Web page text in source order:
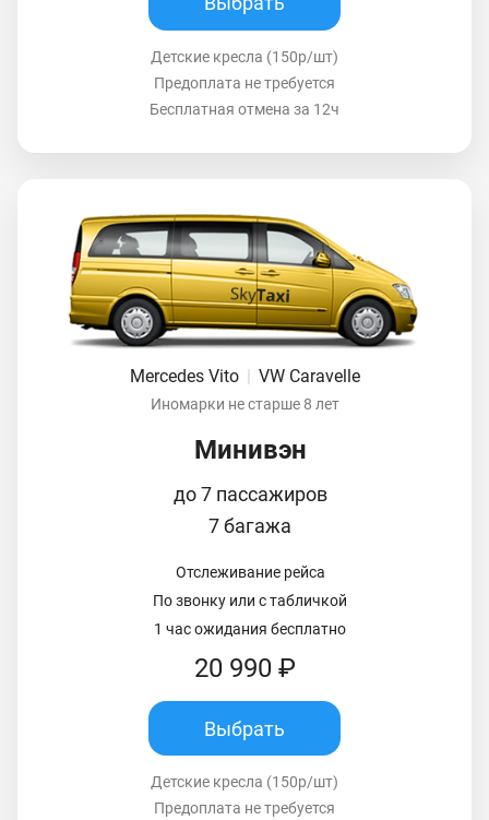
Детские кресла (150р/шт)
Предоплата не требуется
Бесплатная отмена за 12ч
Mercedes Vito VW Caravelle
Иномарки не старше 8 лет
Минивэн
до 7 пассажиров
7 багажа
Отслеживание рейса
По звонку или с табличкой
1 час ожидания бесплатно
20 990 ₽
Выбрать
Детские кресла (150р/шт)
Предоплата не требуется